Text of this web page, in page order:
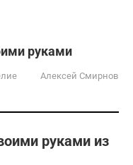
руками
Алексей Смирнов
руками из